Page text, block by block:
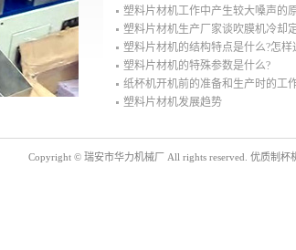
塑料片材机工作中产生较大嗓声的
塑料片材机生产厂家谈吹膜机冷却
塑料片材机的结构特点是什么?怎样
塑料片材机的特殊参数是什么?
纸杯机开机前的准备和生产时的工
塑料片材机发展趋势
Copyright © 瑞安市华力机械厂 All rights reserved. 优质制杯